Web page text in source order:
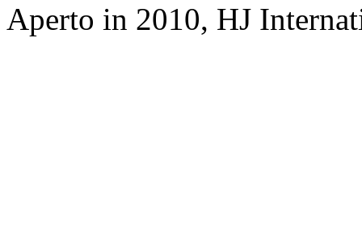
Aperto in 2010, HJ